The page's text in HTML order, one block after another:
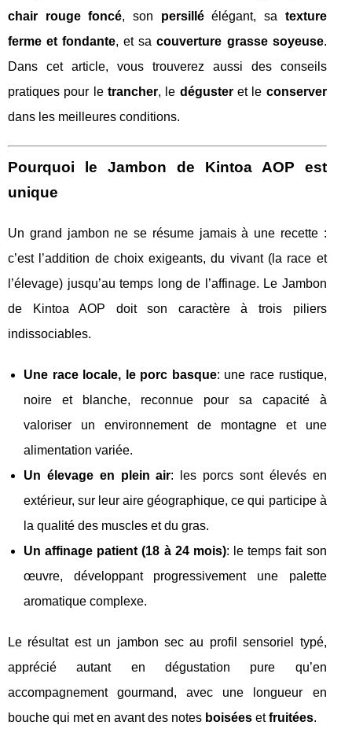
chair rouge foncé, son persilléélégant, sa texture
ferme et fondante, et sacouverture grasse soyeuse.
Dans cet article, vous trouverez aussi des conseils
pratiques pour le trancher, le dégusteret le conserver
dans les meilleures conditions.
Pourquoi le Jambon de Kintoa AOP est
unique
Un grand jambon ne se résume jamais à une recette :
c’est l’addition de choix exigeants, du vivant (la race et
l’élevage) jusqu’au temps long de l’affinage. Le Jambon
de Kintoa AOP doit son caractère à trois piliers
indissociables.
Une race locale, le porc basque: une race rustique,
noire et blanche, reconnue pour sa capacité à
valoriser un environnement de montagne et une
alimentation variée.
Un élevage en plein air: les porcs sont élevés en
extérieur, sur leur aire géographique, ce qui participe à
la qualité des muscles et du gras.
Un affinage patient (18 à 24 mois): le temps fait son
œuvre, développant progressivement une palette
aromatique complexe.
Le résultat est un jambon sec au profil sensoriel typé,
apprécié autant en dégustation pure qu’en
accompagnement gourmand, avec une longueur en
bouche qui met en avant des notes boisées etfruitées.